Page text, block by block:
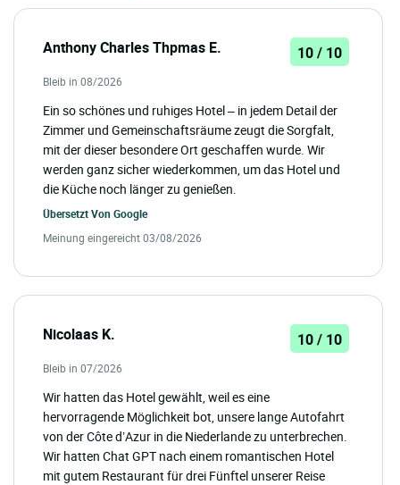
Anthony Charles Thpmas E. 10 / 10
Bleib in 08/2026
Ein so schönes und ruhiges Hotel – in jedem Detail der
Zimmer und Gemeinschaftsräume zeugt die Sorgfalt,
mit der dieser besondere Ort geschaffen wurde. Wir
werden ganz sicher wiederkommen, um das Hotel und
die Küche noch länger zu genießen.
Übersetzt Von Google
Meinung eingereicht 03/08/2026
Nicolaas K. 10 / 10
Bleib in 07/2026
Wir hatten das Hotel gewählt, weil es eine
hervorragende Möglichkeit bot, unsere lange Autofahrt
von der Côte d’Azur in die Niederlande zu unterbrechen.
Wir hatten Chat GPT nach einem romantischen Hotel
mit gutem Restaurant für drei Fünftel unserer Reise